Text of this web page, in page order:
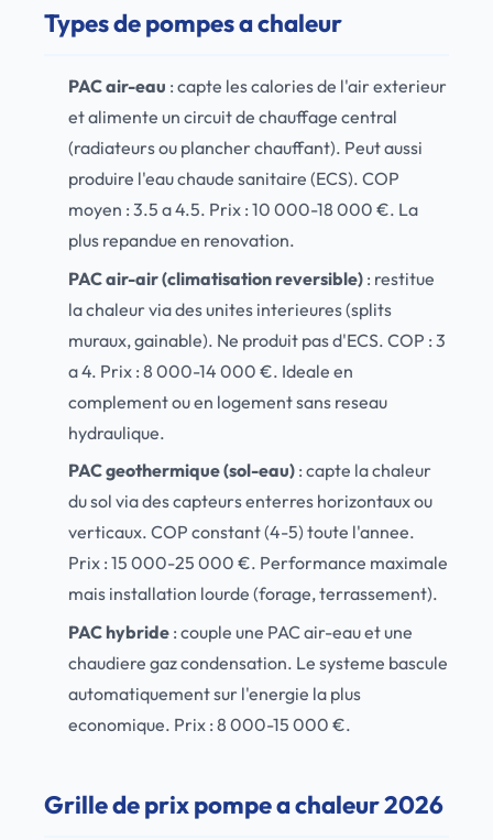
Types de pompes a chaleur
PAC air-eau : capte les calories de l'air exterieur
et alimente un circuit de chauffage central
(radiateurs ou plancher chauffant). Peut aussi
produire l'eau chaude sanitaire (ECS). COP
moyen : 3.5 a 4.5. Prix : 10 000-18 000 €. La
plus repandue en renovation.
PAC air-air (climatisation reversible) : restitue
la chaleur via des unites interieures (splits
muraux, gainable). Ne produit pas d'ECS. COP : 3
a 4. Prix : 8 000-14 000 €. Ideale en
complement ou en logement sans reseau
hydraulique.
PAC geothermique (sol-eau) : capte la chaleur
du sol via des capteurs enterres horizontaux ou
verticaux. COP constant (4-5) toute l'annee.
Prix : 15 000-25 000 €. Performance maximale
mais installation lourde (forage, terrassement).
PAC hybride : couple une PAC air-eau et une
chaudiere gaz condensation. Le systeme bascule
automatiquement sur l'energie la plus
economique. Prix : 8 000-15 000 €.
Grille de prix pompe a chaleur 2026